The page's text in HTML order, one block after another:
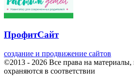
ПрофитСайт
создание и продвижение сайтов
©2013 - 2026 Все права на материалы,
охраняются в соответствии